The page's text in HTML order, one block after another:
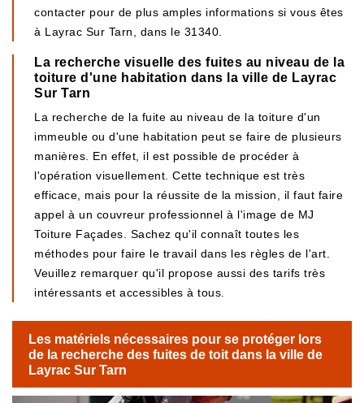
contacter pour de plus amples informations si vous êtes
à Layrac Sur Tarn, dans le 31340.
La recherche visuelle des fuites au niveau de la
toiture d'une habitation dans la ville de Layrac
Sur Tarn
La recherche de la fuite au niveau de la toiture d'un
immeuble ou d'une habitation peut se faire de plusieurs
manières. En effet, il est possible de procéder à
l'opération visuellement. Cette technique est très
efficace, mais pour la réussite de la mission, il faut faire
appel à un couvreur professionnel à l'image de MJ
Toiture Façades. Sachez qu'il connaît toutes les
méthodes pour faire le travail dans les règles de l'art.
Veuillez remarquer qu'il propose aussi des tarifs très
intéressants et accessibles à tous.
Les matériels nécessaires pour se protéger lors
de la recherche des fuites de toit dans la ville de
Layrac Sur Tarn